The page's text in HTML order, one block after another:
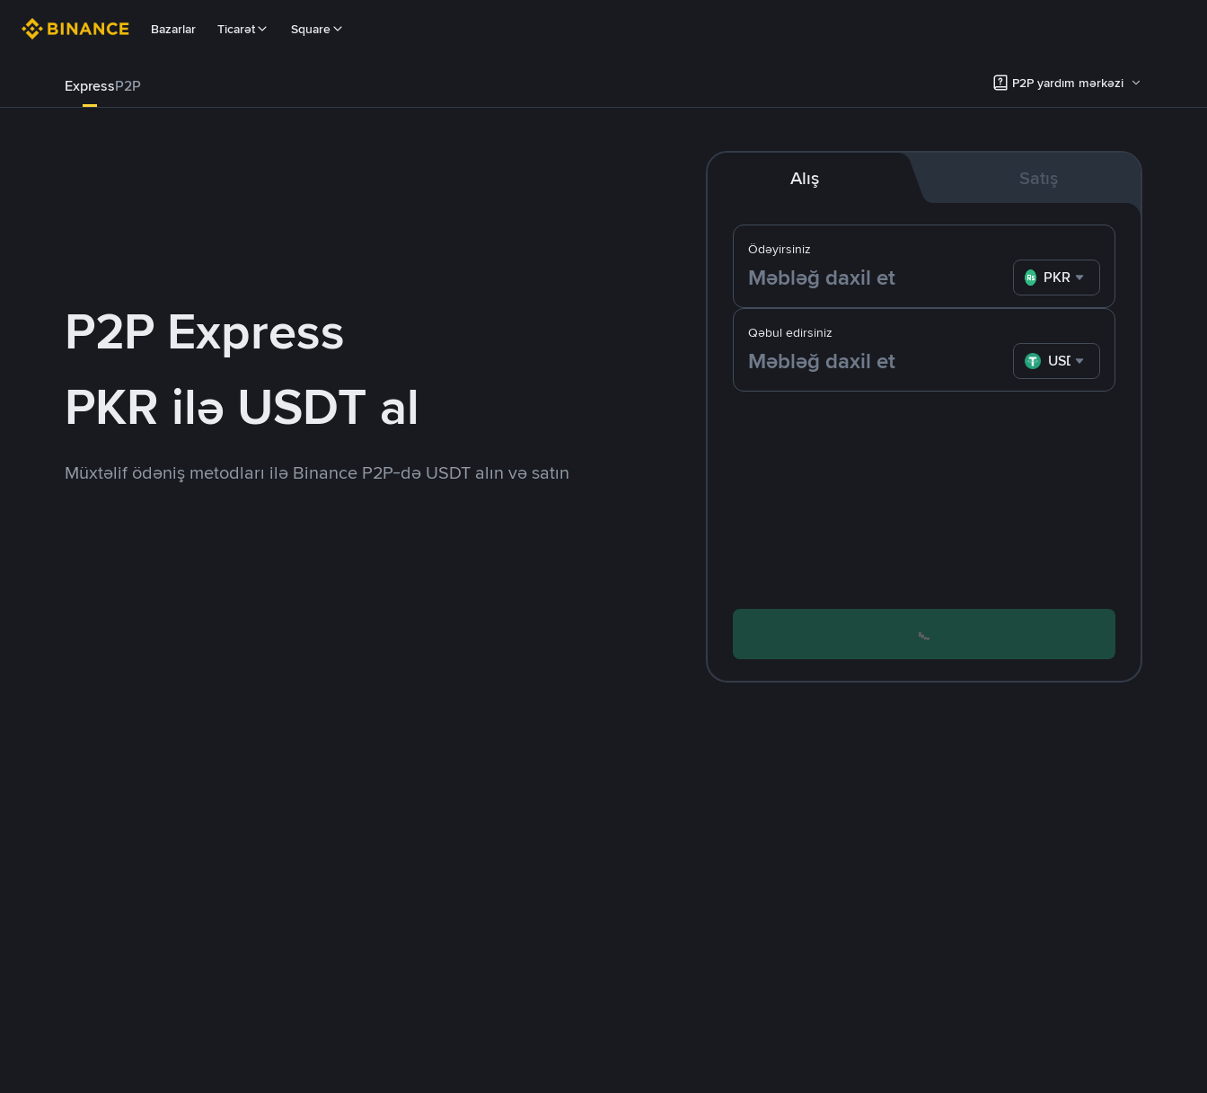
Bazarlar Ticarət Square
ExpressP2P P2P yardım mərkəzi
P2P Express
PKR ilə USDT al
Müxtəlif ödəniş metodları ilə Binance P2P-də USDT alın və satın
Alış Satış
Ödəyirsiniz
PKR
Qəbul edirsiniz
USDT